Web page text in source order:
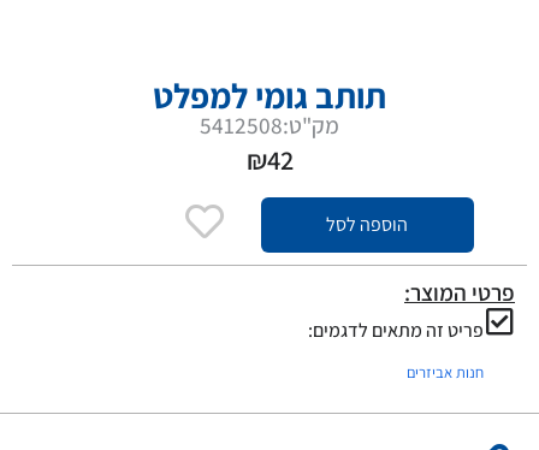
תותב גומי למפלט
מק"ט:5412508
₪42
הוספה לסל
פרטי המוצר:
פריט זה מתאים לדגמים:
חנות אביזרים